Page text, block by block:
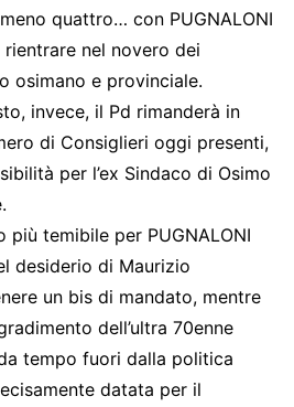
quattro… con PUGNALONI
nel novero dei
osimano e provinciale.
invece, il Pd rimanderà in
di Consiglieri oggi presenti,
per l’ex Sindaco di Osimo
più temibile per PUGNALONI
desiderio di Maurizio
un bis di mandato, mentre
dell’ultra 70enne
tempo fuori dalla politica
datata per il